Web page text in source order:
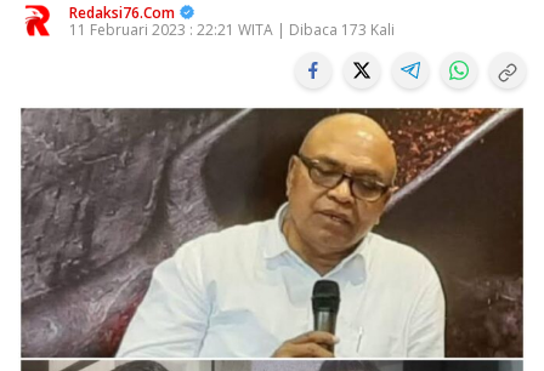
Redaksi76.com
11 Februari 2023 : 22:21 WITA | Dibaca 173 Kali